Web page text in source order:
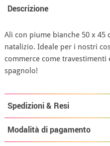
Descrizione
Ali con piume bianche 50 x 45
natalizio. Ideale per i nostri
commerce come
spagnolo!
Spedizioni & Resi
Modalità di pagamento